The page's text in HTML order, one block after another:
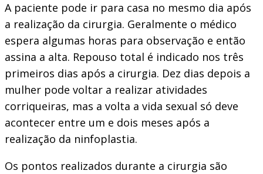
A paciente pode ir para casa no mesmo dia após
a realização da cirurgia. Geralmente o médico
espera algumas horas para observação e então
assina a alta. Repouso total é indicado nos três
primeiros dias após a cirurgia. Dez dias depois a
mulher pode voltar a realizar atividades
corriqueiras, mas a volta a vida sexual só deve
acontecer entre um e dois meses após a
realização da ninfoplastia.
Os pontos realizados durante a cirurgia são